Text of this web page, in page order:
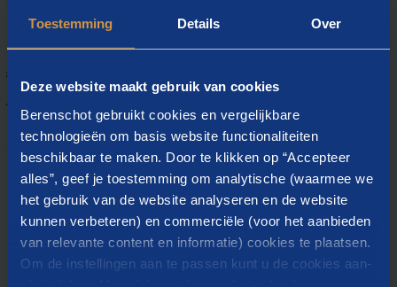
Toestemming Details Over
Deze website maakt gebruik van cookies
Berenschot gebruikt cookies en vergelijkbare
technologieën om basis website functionaliteiten
beschikbaar te maken. Door te klikken op “Accepteer
alles”, geef je toestemming om analytische (waarmee we
het gebruik van de website analyseren en de website
kunnen verbeteren) en commerciële (voor het aanbieden
van relevante content en informatie) cookies te plaatsen.
Om de instellingen aan te passen kunt u de cookies aan-
en beleidsmakers
Met actuele informatie kunt u snel inspelen op
veranderingen in de sector.
Het dashboard Kinderopvang biedt u:
alle relevante gegevens uit verschillende
betrouwbare bronnen op één plek
recente cijfers, periodiek bijgewerkt